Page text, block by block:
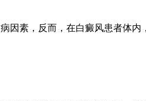
因素，反而，在白癜风患者体